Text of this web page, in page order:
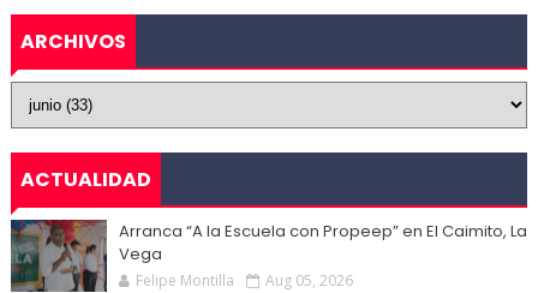
ARCHIVOS
ACTUALIDAD
Arranca “A la Escuela con Propeep” en El Caimito, La
Vega
Felipe Montilla Aug 05, 2026